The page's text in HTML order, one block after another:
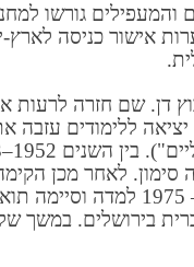
והמעפילים גורשו
אישור כניסה
ללימודים עזבה
סימון. לאחר מכן
רומנו והם קבעו את ביתם בהרצליה.
בירושלים. במשך